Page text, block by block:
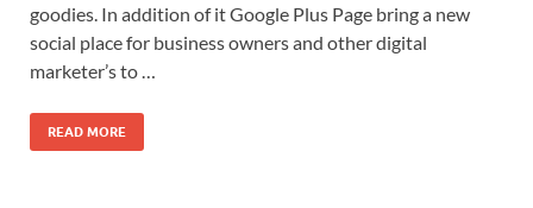
goodies. In addition of it Google Plus Page bring a new
social place for business owners and other digital
marketer’s to …
READ MORE